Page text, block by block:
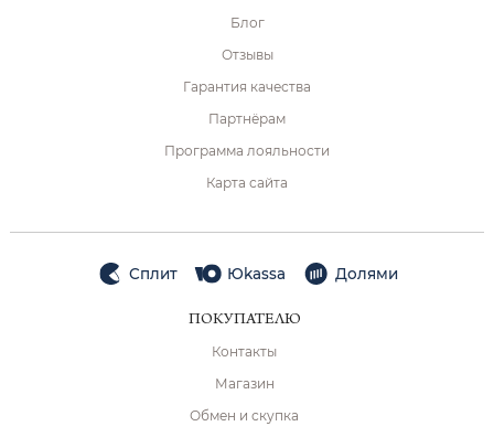
Блог
Отзывы
Гарантия качества
Партнёрам
Программа лояльности
Карта сайта
Сплит Юkassa Долями
ПОКУПАТЕЛЮ
Контакты
Магазин
Обмен и скупка